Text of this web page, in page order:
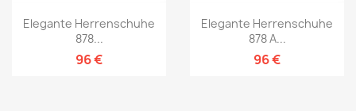
Elegante Herrenschuhe
878...
96 €
Elegante Herrenschuhe
878 A...
96 €